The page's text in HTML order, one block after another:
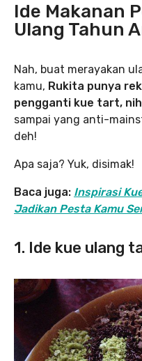
Ide Makanan
Ulang Tahun
Nah, buat merayakan
kamu, Rukita punya
pengganti kue tart,
sampai yang anti-
deh!
Apa saja? Yuk, disimak!
Baca juga: Inspirasi
Jadikan Pesta Kamu
1. Ide kue ulang